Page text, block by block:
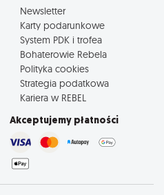
Newsletter
Karty podarunkowe
System PDK i trofea
Bohaterowie Rebela
Polityka cookies
Strategia podatkowa
Kariera w REBEL
Akceptujemy płatności